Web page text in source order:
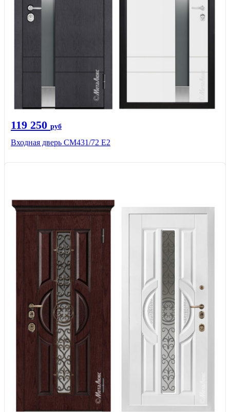
119 250 руб
Входная дверь СМ431/72 Е2